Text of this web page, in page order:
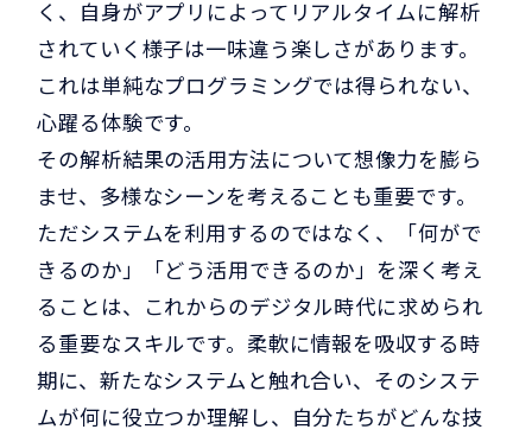
く、自身がアプリによってリアルタイムに解析
されていく様子は一味違う楽しさがあります。
これは単純なプログラミングでは得られない、
心躍る体験です。
その解析結果の活用方法について想像力を膨ら
ませ、多様なシーンを考えることも重要です。
ただシステムを利用するのではなく、「何がで
きるのか」「どう活用できるのか」を深く考え
ることは、これからのデジタル時代に求められ
る重要なスキルです。柔軟に情報を吸収する時
期に、新たなシステムと触れ合い、そのシステ
ムが何に役立つか理解し、自分たちがどんな技